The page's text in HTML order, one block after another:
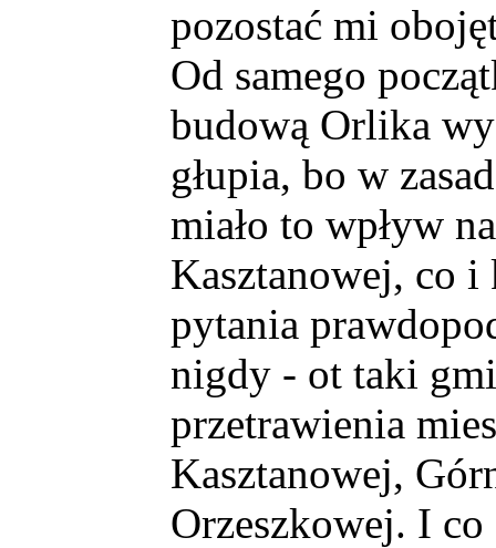
pozostać mi
Od samego
budową Orlika
głupia, bo w
miało to wpływ
Kasztanowej, co i
pytania
nigdy - ot taki
przetrawienia
Kasztanowej,
Orzeszkowej. I